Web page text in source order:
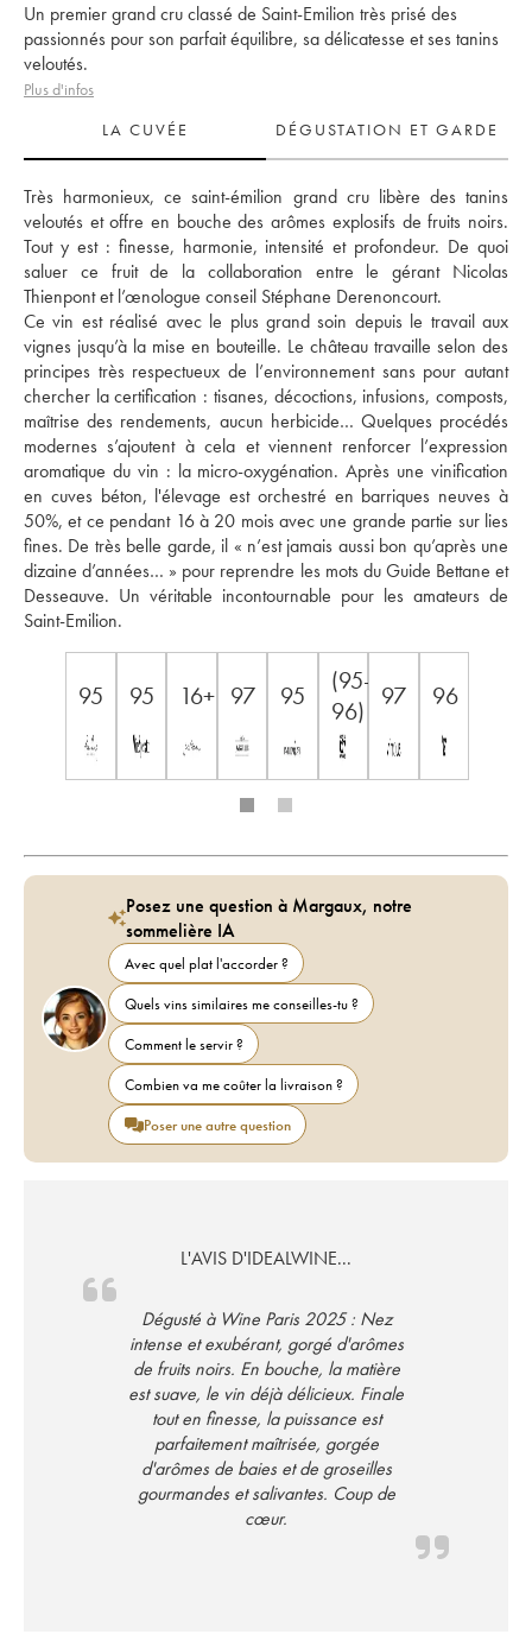
Un premier grand cru classé de Saint-Emilion très prisé des
passionnés pour son parfait équilibre, sa délicatesse et ses tanins
veloutés.
Plus d'infos
LA CUVÉE
DÉGUSTATION ET GARDE
Très harmonieux, ce saint-émilion grand cru libère des tanins
veloutés et offre en bouche des arômes explosifs de fruits noirs.
Tout y est : finesse, harmonie, intensité et profondeur. De quoi
saluer ce fruit de la collaboration entre le gérant Nicolas
Thienpont et l’œnologue conseil Stéphane Derenoncourt.
Ce vin est réalisé avec le plus grand soin depuis le travail aux
vignes jusqu’à la mise en bouteille. Le château travaille selon des
principes très respectueux de l’environnement sans pour autant
chercher la certification : tisanes, décoctions, infusions, composts,
maîtrise des rendements, aucun herbicide… Quelques procédés
modernes s’ajoutent à cela et viennent renforcer l’expression
aromatique du vin : la micro-oxygénation. Après une vinification
en cuves béton, l'élevage est orchestré en barriques neuves à
50%, et ce pendant 16 à 20 mois avec une grande partie sur lies
fines. De très belle garde, il « n’est jamais aussi bon qu’après une
dizaine d’années… » pour reprendre les mots du Guide Bettane et
Desseauve. Un véritable incontournable pour les amateurs de
Saint-Emilion.
95 95 16+ 97 95
(95-
96)
97 96
Posez une question à Margaux, notre
sommelière IA
Avec quel plat l'accorder ?
Quels vins similaires me conseilles-tu ?
Comment le servir ?
Combien va me coûter la livraison ?
Poser une autre question
L'AVIS D'IDEALWINE...
Dégusté à Wine Paris 2025 : Nez
intense et exubérant, gorgé d'arômes
de fruits noirs. En bouche, la matière
est suave, le vin déjà délicieux. Finale
tout en finesse, la puissance est
parfaitement maîtrisée, gorgée
d'arômes de baies et de groseilles
gourmandes et salivantes. Coup de
cœur.